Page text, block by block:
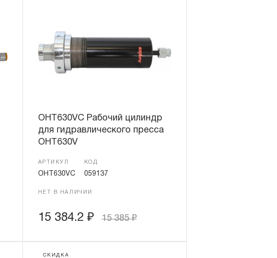
OHT630VC Рабочий цилиндр
для гидравлического пресса
OHT630V
АРТИКУЛ
OHT630VC
КОД
059137
НЕТ В НАЛИЧИИ
15 384.2 ₽ 15 385₽
СКИДКА